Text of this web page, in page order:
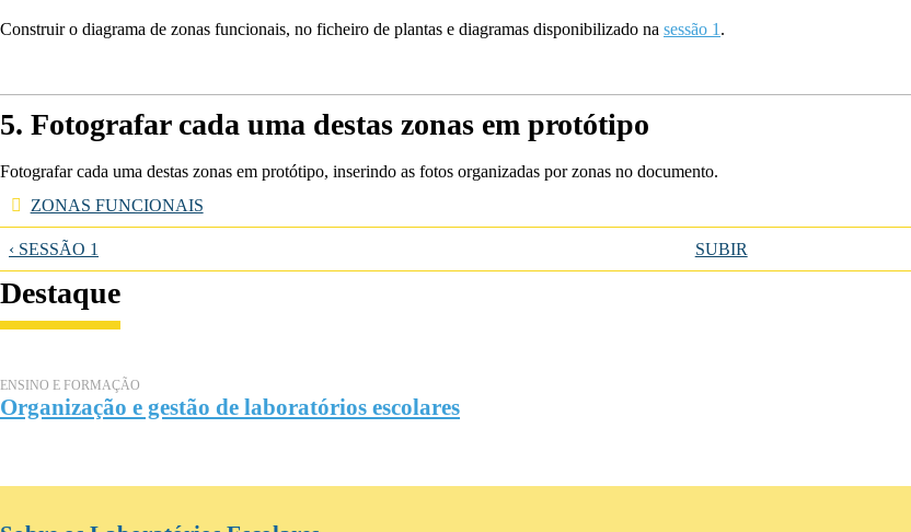
Construir o diagrama de zonas funcionais, no ficheiro de plantas e diagramas disponibilizado na sessão 1 .
5. Fotografar cada uma destas zonas em protótipo
Fotografar cada uma destas zonas em protótipo, inserindo as fotos organizadas por zonas no documento.
ZONAS FUNCIONAIS
‹ SESSÃO 1 SUBIR
Destaque
ENSINO E FORMAÇÃO
Organização e gestão de laboratórios escolares